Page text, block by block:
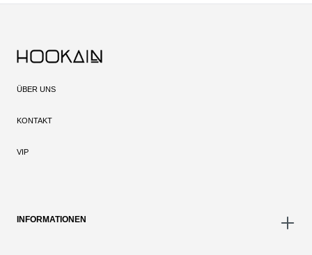
ÜBER UNS
KONTAKT
VIP
INFORMATIONEN